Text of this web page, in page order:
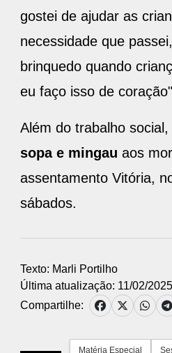
gostei de ajudar as
necessidade que
brinquedo quando
eu faço isso de
Além do trabalho social,
sopa e mingau aos
assentamento Vitória,
sábados.
Texto: Marli Portilho
Última atualização: 11/02/
Compartilhe:
Matéria Especial